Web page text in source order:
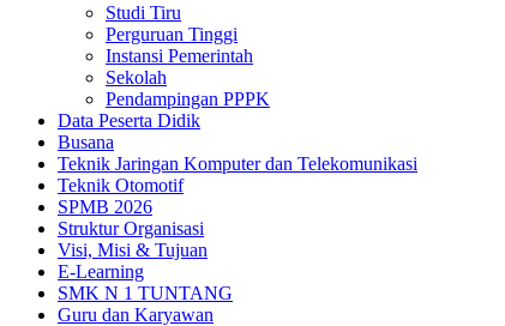
Studi Tiru
Perguruan Tinggi
Instansi Pemerintah
Sekolah
Pendampingan PPPK
Data Peserta Didik
Busana
Teknik Jaringan Komputer dan Telekomunikasi
Teknik Otomotif
SPMB 2026
Struktur Organisasi
Visi, Misi & Tujuan
E-Learning
SMK N 1 TUNTANG
Guru dan Karyawan